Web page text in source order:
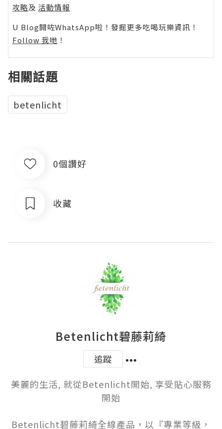
攻略及 活動情報
U Blog開咗WhatsApp啦！發掘更多吃喝玩樂資訊！
Follow 我哋 ！
相關話題
betenlicht
0個讚好
收藏
Betenlicht碧藤莉綺
追蹤
美麗的生活, 就從Betenlicht開始, 享受貼心服務
開始
Betenlicht碧藤莉綺全線產品，以『專業等級，